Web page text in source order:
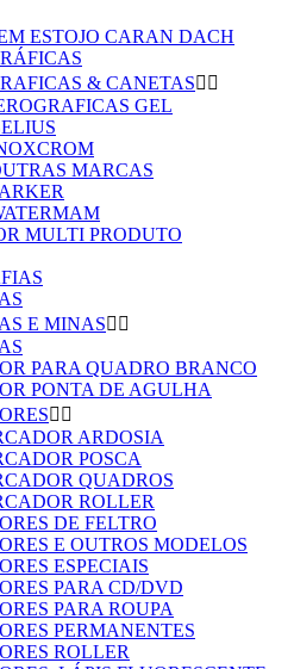
ESTOJO CARAN DACH
& CANETAS 
GEL
MARCAS
MULTI PRODUTO
E MINAS 
PARA QUADRO BRANCO
PONTA DE AGULHA
 
ARDOSIA
POSCA
QUADROS
ROLLER
DE FELTRO
E OUTROS MODELOS
ESPECIAIS
PARA CD/DVD
PARA ROUPA
PERMANENTES
ROLLER